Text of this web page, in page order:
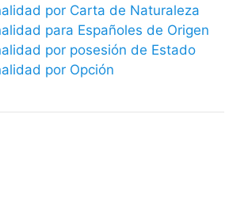
por Carta de Naturaleza
para Españoles de Origen
por posesión de Estado
por Opción